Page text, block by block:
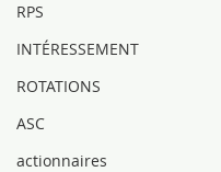
RPS
INTÉRESSEMENT
ROTATIONS
ASC
actionnaires